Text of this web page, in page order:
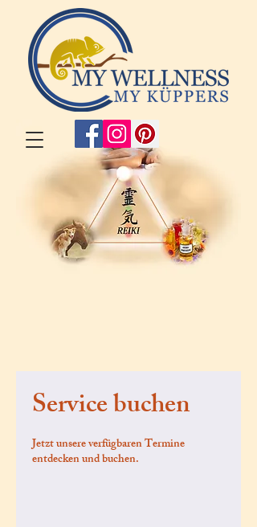
Service buchen
Jetzt unsere verfügbaren Termine
entdecken und buchen.